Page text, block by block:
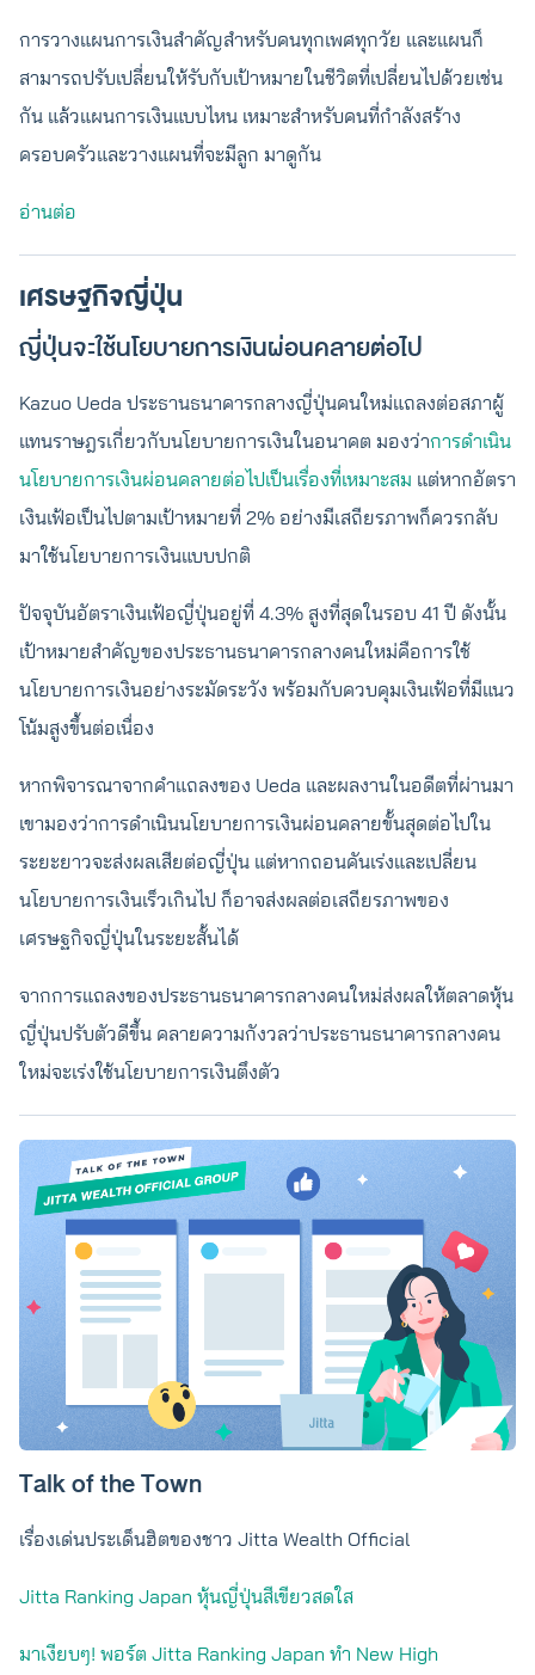
การวางแผนการเงินสำคัญสำหรับคนทุกเพศทุกวัย และแผนก็
สามารถปรับเปลี่ยนให้รับกับเป้าหมายในชีวิตที่เปลี่ยนไปด้วยเช่น
กัน แล้วแผนการเงินแบบไหน เหมาะสำหรับคนที่กำลังสร้าง
ครอบครัวและวางแผนที่จะมีลูก มาดูกัน
อ่านต่อ
เศรษฐกิจญี่ปุ่น
ญี่ปุ่นจะใช้นโยบายการเงินผ่อนคลายต่อไป
Kazuo Ueda ประธานธนาคารกลางญี่ปุ่นคนใหม่แถลงต่อสภาผู้
แทนราษฎรเกี่ยวกับนโยบายการเงินในอนาคต มองว่าการดำเนิน
นโยบายการเงินผ่อนคลายต่อไปเป็นเรื่องที่เหมาะสม แต่หากอัตรา
เงินเฟ้อเป็นไปตามเป้าหมายที่ 2% อย่างมีเสถียรภาพก็ควรกลับ
มาใช้นโยบายการเงินแบบปกติ
ปัจจุบันอัตราเงินเฟ้อญี่ปุ่นอยู่ที่ 4.3% สูงที่สุดในรอบ 41 ปี ดังนั้น
เป้าหมายสำคัญของประธานธนาคารกลางคนใหม่คือการใช้
นโยบายการเงินอย่างระมัดระวัง พร้อมกับควบคุมเงินเฟ้อที่มีแนว
โน้มสูงขึ้นต่อเนื่อง
หากพิจารณาจากคำแถลงของ Ueda และผลงานในอดีตที่ผ่านมา
เขามองว่าการดำเนินนโยบายการเงินผ่อนคลายขั้นสุดต่อไปใน
ระยะยาวจะส่งผลเสียต่อญี่ปุ่น แต่หากถอนคันเร่งและเปลี่ยน
นโยบายการเงินเร็วเกินไป ก็อาจส่งผลต่อเสถียรภาพของ
เศรษฐกิจญี่ปุ่นในระยะสั้นได้
จากการแถลงของประธานธนาคารกลางคนใหม่ส่งผลให้ตลาดหุ้น
ญี่ปุ่นปรับตัวดีขึ้น คลายความกังวลว่าประธานธนาคารกลางคน
ใหม่จะเร่งใช้นโยบายการเงินตึงตัว
Talk of the Town
เรื่องเด่นประเด็นฮิตของชาว Jitta Wealth Official
Jitta Ranking Japan หุ้นญี่ปุ่นสีเขียวสดใส
มาเงียบๆ! พอร์ต Jitta Ranking Japan ทำ New High